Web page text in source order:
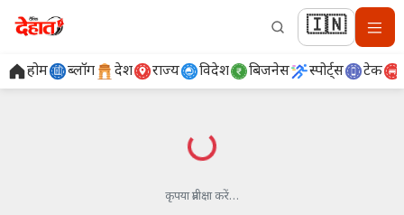
🇮🇳
होम ब्लॉग देश राज्य विदेश बिजनेस स्पोर्ट्स टेक
लोड हो रहा है…
कृपया प्रतीक्षा करें…